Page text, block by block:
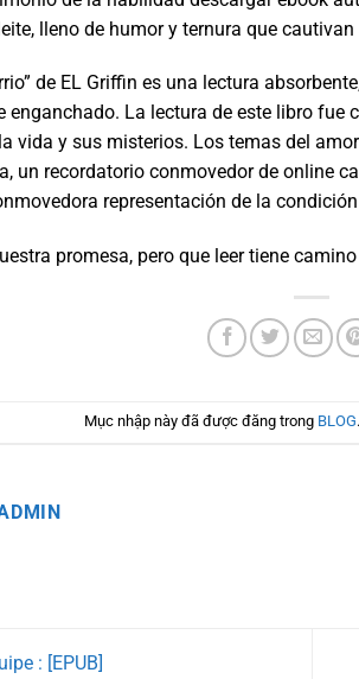
lleno de humor y ternura que cautivan
de EL Griffin es una lectura
enganchado. La lectura de este libro fue
vida y sus misterios. Los temas del
un recordatorio conmovedor de online
representación de la
promesa, pero que leer tiene
Mục nhập này đã được đăng trong BLOG
: [EPUB]